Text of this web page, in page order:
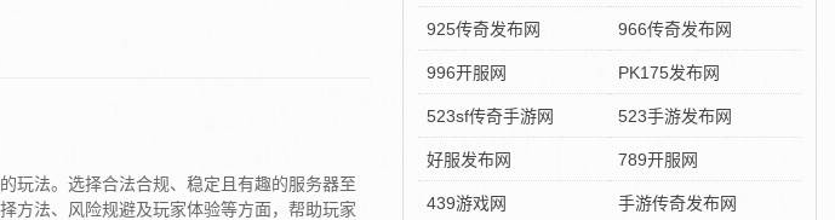
玩法。选择合法合规、稳定且有趣的服务器至
方法、风险规避及玩家体验等方面，帮助玩家
925传奇发布网 966传奇发布网
996开服网 PK175发布网
523sf传奇手游网 523手游发布网
好服发布网 789开服网
439游戏网 手游传奇发布网